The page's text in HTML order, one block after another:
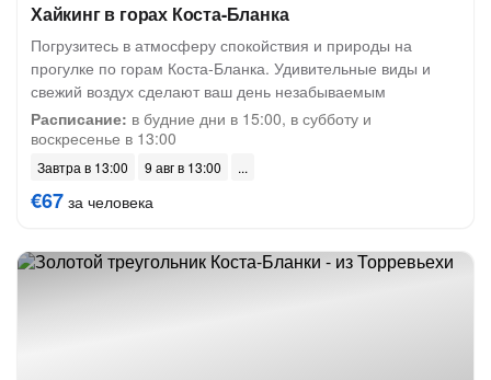
Хайкинг в горах Коста-Бланка
Погрузитесь в атмосферу спокойствия и природы на
прогулке по горам Коста-Бланка. Удивительные виды и
свежий воздух сделают ваш день незабываемым
Расписание: в будние дни в 15:00, в субботу и
воскресенье в 13:00
Завтра в 13:00 9 авг в 13:00
€67 за человека